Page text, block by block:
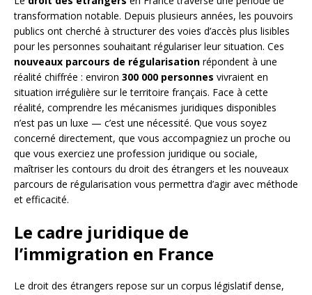
transformation notable. Depuis plusieurs années, les pouvoirs
publics ont cherché à structurer des voies d’accès plus lisibles
pour les personnes souhaitant régulariser leur situation. Ces
nouveaux parcours de régularisation répondent à une
réalité chiffrée : environ 300 000 personnes vivraient en
situation irrégulière sur le territoire français. Face à cette
réalité, comprendre les mécanismes juridiques disponibles
n’est pas un luxe — c’est une nécessité. Que vous soyez
concerné directement, que vous accompagniez un proche ou
que vous exerciez une profession juridique ou sociale,
maîtriser les contours du droit des étrangers et les nouveaux
parcours de régularisation vous permettra d’agir avec méthode
et efficacité.
Le cadre juridique de
l’immigration en France
Le droit des étrangers repose sur un corpus législatif dense,